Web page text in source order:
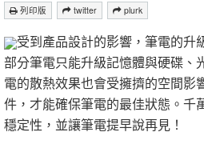
列印版 twitter plurk
受到產品設計的影響，筆電的升
部分筆電只能升級記憶體與硬碟、
電的散熱效果也會受擁擠的空間影
件，才能確保筆電的最佳狀態。千
穩定性，並讓筆電提早說再見！